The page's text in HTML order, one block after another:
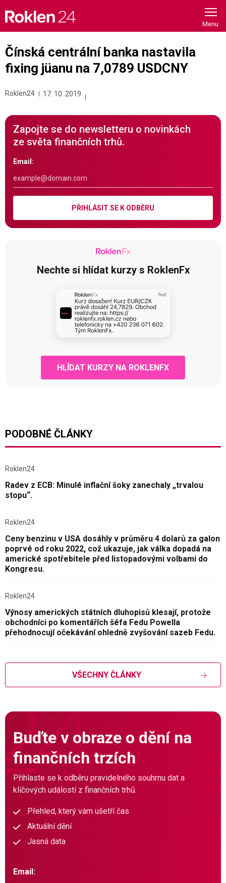
content
Čínská centrální banka nastavila
fixing jüanu na 7,0789 USDCNY
Roklen24 17. 10. 2019
Zapojte se do newsletteru o novinkách
ze světa finančních trhů.
Email:
PŘIHLÁSIT SE K ODBĚRU
Nechte si hlídat kurzy s RoklenFx
HLÍDAT KURZY NA ROKLENFX
PODOBNÉ ČLÁNKY
Roklen24
Radev z ECB: Minulé inflační šoky zanechaly „trvalou
stopu“.
Roklen24
Ceny benzinu v USA dosáhly v průměru 4 dolarů za galon
poprvé od roku 2022, což ukazuje, jak válka dopadá na
americké spotřebitele před listopadovými volbami do
Kongresu.
Roklen24
Výnosy amerických státních dluhopisů klesají, protože
obchodníci po komentářích šéfa Fedu Powella
přehodnocují očekávání ohledně zvyšování sazeb Fedu.
VŠECHNY ČLÁNKY
Buďte v obraze o dění na
finančních trzích
Přihlaste se k odběru pravidelného souhrnu dat a
klíčových událostí z finančních trhů.
Přehled, který vám ušetří čas
Aktuální dění
Jasná data
Email: